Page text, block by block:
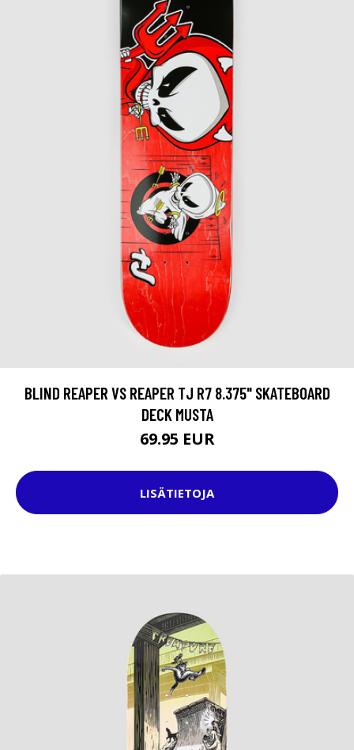
BLIND REAPER VS REAPER TJ R7 8.375" SKATEBOARD
DECK MUSTA
69.95 EUR
LISÄTIETOJA